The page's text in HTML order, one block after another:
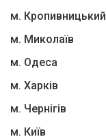
м. Кропивницький
м. Миколаїв
м. Одеса
м. Харків
м. Чернігів
м. Київ